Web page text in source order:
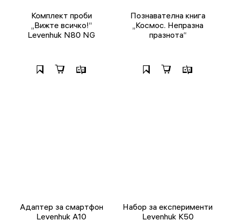
Комплект проби
„Вижте всичко!“
Levenhuk N80 NG
Познавателна книга
„Космос. Непразна
празнота“
Адаптер за смартфон
Levenhuk A10
Набор за експерименти
Levenhuk K50